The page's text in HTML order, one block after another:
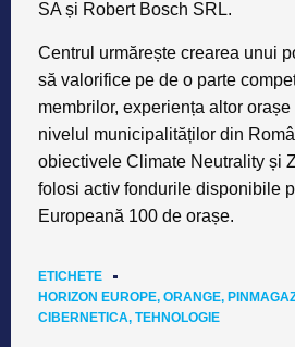
SA și Robert Bosch SRL.
Centrul urmărește crearea unui
să valorifice pe de o parte
membrilor, experiența altor
nivelul municipalităților din
obiectivele Climate Neutrality și
folosi activ fondurile disponibile
Europeană 100 de orașe.
ETICHETE
HORIZON EUROPE, ORANGE,
CIBERNETICA, TEHNOLOGIE